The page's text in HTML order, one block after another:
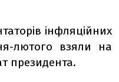
інфляційних
лютого взяли на
президента.